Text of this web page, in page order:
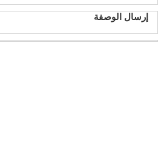
إرسال الوصفة